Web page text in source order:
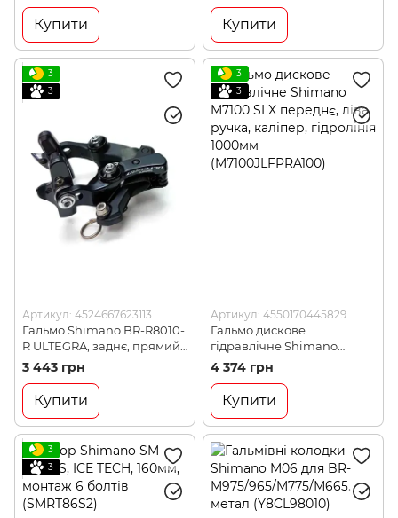
Купити Купити
3
3
Артикул: 4524667623113
Гальмо Shimano BR-R8010-
R ULTEGRA, заднє, прямий
монтаж (BRR8010R82)
3 443 грн
Купити
3
3
Артикул: 4550170445829
Гальмо дискове
гідравлічне Shimano
M7100 SLX переднє, ліва
ручка, каліпер, гідролінія
1000мм (M7100JLFPRA100)
4 374 грн
Купити
3
3